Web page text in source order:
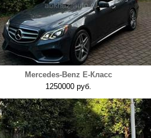
Mercedes-Benz E-Класс
1250000 руб.